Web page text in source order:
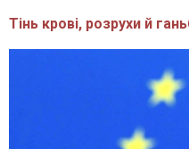
Тінь крові, розрухи й